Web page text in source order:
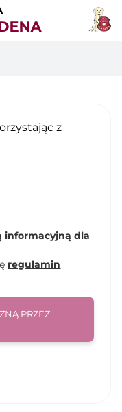
z
informacyjną dla
regulamin
PRZEZ